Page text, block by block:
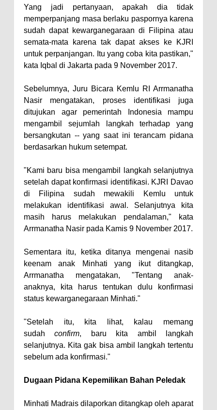
Yang jadi pertanyaan, apakah dia tidak
memperpanjang masa berlaku paspornya karena
sudah dapat kewarganegaraan di Filipina atau
semata-mata karena tak dapat akses ke KJRI
untuk perpanjangan. Itu yang coba kita pastikan,"
kata Iqbal di Jakarta pada 9 November 2017.
Sebelumnya, Juru Bicara Kemlu RI Arrmanatha
Nasir mengatakan, proses identifikasi juga
ditujukan agar pemerintah Indonesia mampu
mengambil sejumlah langkah terhadap yang
bersangkutan -- yang saat ini terancam pidana
berdasarkan hukum setempat.
"Kami baru bisa mengambil langkah selanjutnya
setelah dapat konfirmasi identifikasi. KJRI Davao
di Filipina sudah mewakili Kemlu untuk
melakukan identifikasi awal. Selanjutnya kita
masih harus melakukan pendalaman," kata
Arrmanatha Nasir pada Kamis 9 November 2017.
Sementara itu, ketika ditanya mengenai nasib
keenam anak Minhati yang ikut ditangkap,
Arrmanatha mengatakan, "Tentang anak-
anaknya, kita harus tentukan dulu konfirmasi
status kewarganegaraan Minhati."
"Setelah itu, kita lihat, kalau memang
sudahconfirm, baru kita ambil langkah
selanjutnya. Kita gak bisa ambil langkah tertentu
sebelum ada konfirmasi."
Dugaan Pidana Kepemilikan Bahan Peledak
Minhati Madrais dilaporkan ditangkap oleh aparat